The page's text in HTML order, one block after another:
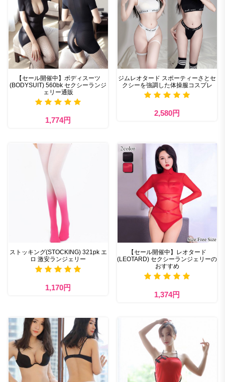
【セール開催中】ボディスーツ
(BODYSUIT) 560bk セクシーランジ
ェリー通販
1,774円
ジムレオタード スポーティーさとセ
クシーを強調した体操服コスプレ
2,580円
ストッキング(STOCKING) 321pk エ
ロ 激安ランジェリー
1,170円
【セール開催中】レオタード
(LEOTARD) セクシーランジェリーの
おすすめ
1,374円